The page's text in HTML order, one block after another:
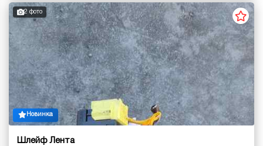
2 фото
Новинка
Шлейф Лента